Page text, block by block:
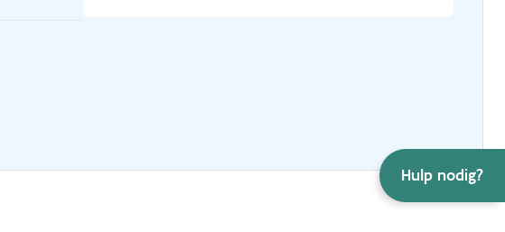
Hulp nodig?